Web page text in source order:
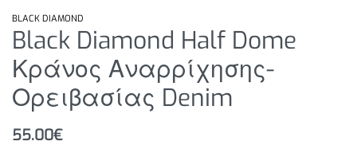
BLACK DIAMOND
Black Diamond Half Dome
Κράνος Αναρρίχησης-
Ορειβασίας Denim
55.00€